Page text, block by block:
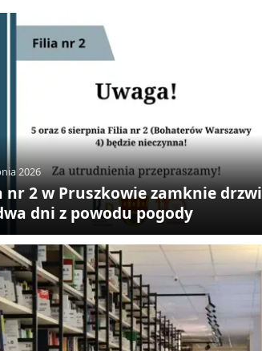
2026
nr 2 w Pruszkowie zamknie drzwi
dni z powodu pogody